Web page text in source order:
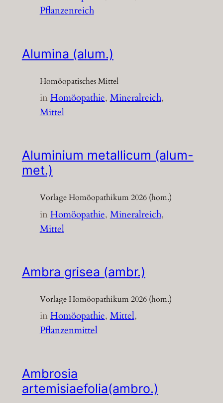
Pflanzenreich
Alumina (alum.)
Homöopatisches Mittel
inHomöopathie, Mineralreich
Mittel
Aluminium metallicum (alum-
met.)
Vorlage Homöopathikum 2026 (hom.)
inHomöopathie, Mineralreich
Mittel
Ambra grisea (ambr.)
Vorlage Homöopathikum 2026 (hom.)
inHomöopathie, Mittel
Pflanzenmittel
Ambrosia
artemisiaefolia(ambro.)